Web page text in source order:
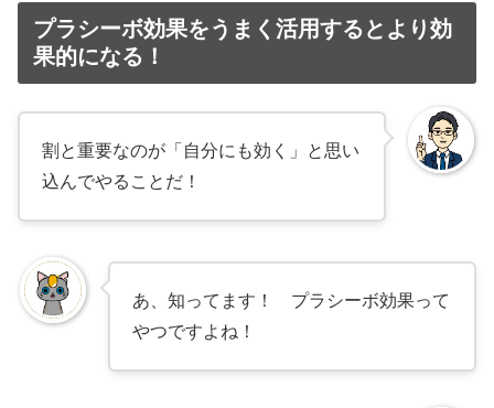
プラシーボ効果をうまく活用するとより効
果的になる！
割と重要なのが「自分にも効く」と思い
込んでやることだ！
あ、知ってます！ プラシーボ効果って
やつですよね！